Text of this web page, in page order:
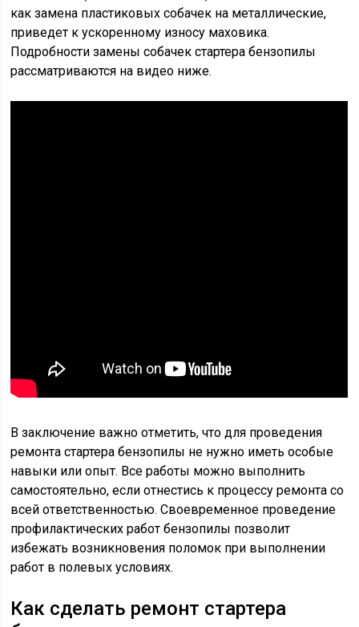
как замена пластиковых собачек на металлические,
приведет к ускоренному износу маховика.
Подробности замены собачек стартера бензопилы
рассматриваются на видео ниже.
В заключение важно отметить, что для проведения
ремонта стартера бензопилы не нужно иметь особые
навыки или опыт. Все работы можно выполнить
самостоятельно, если отнестись к процессу ремонта со
всей ответственностью. Своевременное проведение
профилактических работ бензопилы позволит
избежать возникновения поломок при выполнении
работ в полевых условиях.
Как сделать ремонт стартера